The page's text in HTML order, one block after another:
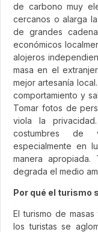
de carbono muy
cercanos o alarga
de grandes
económicos
alojeros
masa en el
mejor artesanía
comportamiento y
Tomar fotos de
viola la
costumbres de
especialmente en
manera
degrada el medio
Por qué el turismo
El turismo de
los turistas se